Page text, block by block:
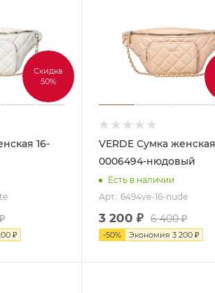
Скидка
50%
₽
VERDE Сумка женская 16-
0006494-нюдовый
Есть в наличии
Арт.: 6494ve-16-nude
3 200 ₽ 6 400₽
-50% Экономия 3 200₽